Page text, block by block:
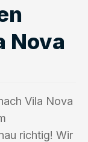
Nova
Vila Nova
richtig! Wir